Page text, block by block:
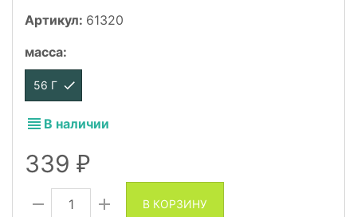
Артикул: 61320
масса:
56 Г
В наличии
339 ₽
В КОРЗИНУ